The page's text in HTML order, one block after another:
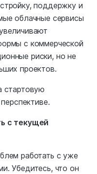
поддержку и
облачные сервисы
с коммерческой
риски, но не
проектов.
стартовую
с текущей
работать с уже
Убедитесь, что он